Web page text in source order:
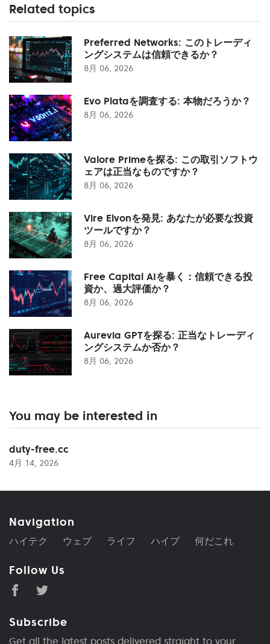
Related topics
Preferred Networks: このトレーディ
ングシステムは信頼できるか？
8月 06, 2026
Evo Plataを調査する: 本物だろうか？
8月 06, 2026
Valore Primeを探る: この取引ソフトウ
ェアは正当なものですか？
8月 06, 2026
Vire Elvonを発見: あなたが必要な投資
ツールですか？
8月 06, 2026
Free Capital AIを暴く：信頼できる投
資か、過大評価か？
8月 06, 2026
Aurevia GPTを探る: 正当なトレーディ
ングシステムか否か？
8月 06, 2026
You may be interested in
duty-free.cc
4月 14, 2026
Navigation
ハイテク ウェブ ライフ ハイプ 何だこれ
Follow Us
Subscribe
Get all the latest posts delivered straight to your